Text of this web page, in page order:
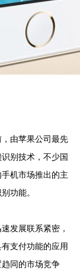
由苹果公司最先
别技术，不少国
机市场推出的主
功能。
发展联系紧密，
支付功能的应用
同的市场竞争